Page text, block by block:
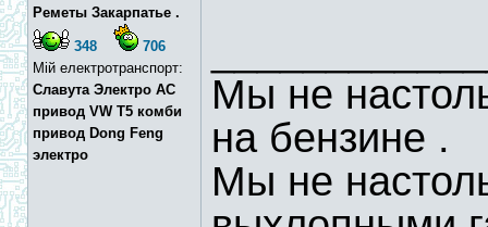
Реметы Закарпатье .
348
706
Мій електротранспорт:
Славута Электро АС
привод VW T5 комби
привод Dong Feng
электро
Мы не
на бензине .
Мы не